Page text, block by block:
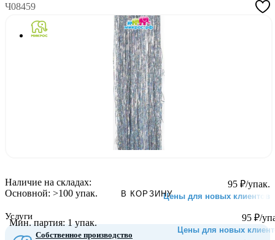
Ч08459
95 ₽/упак.
Цены для новых клиентов
В КОРЗИНУ
Мин. партия: 1 упак. 95 ₽/
Цены для новых
Наличие на складах:
Основной: >100 упак.
Услуги
Собственное производство